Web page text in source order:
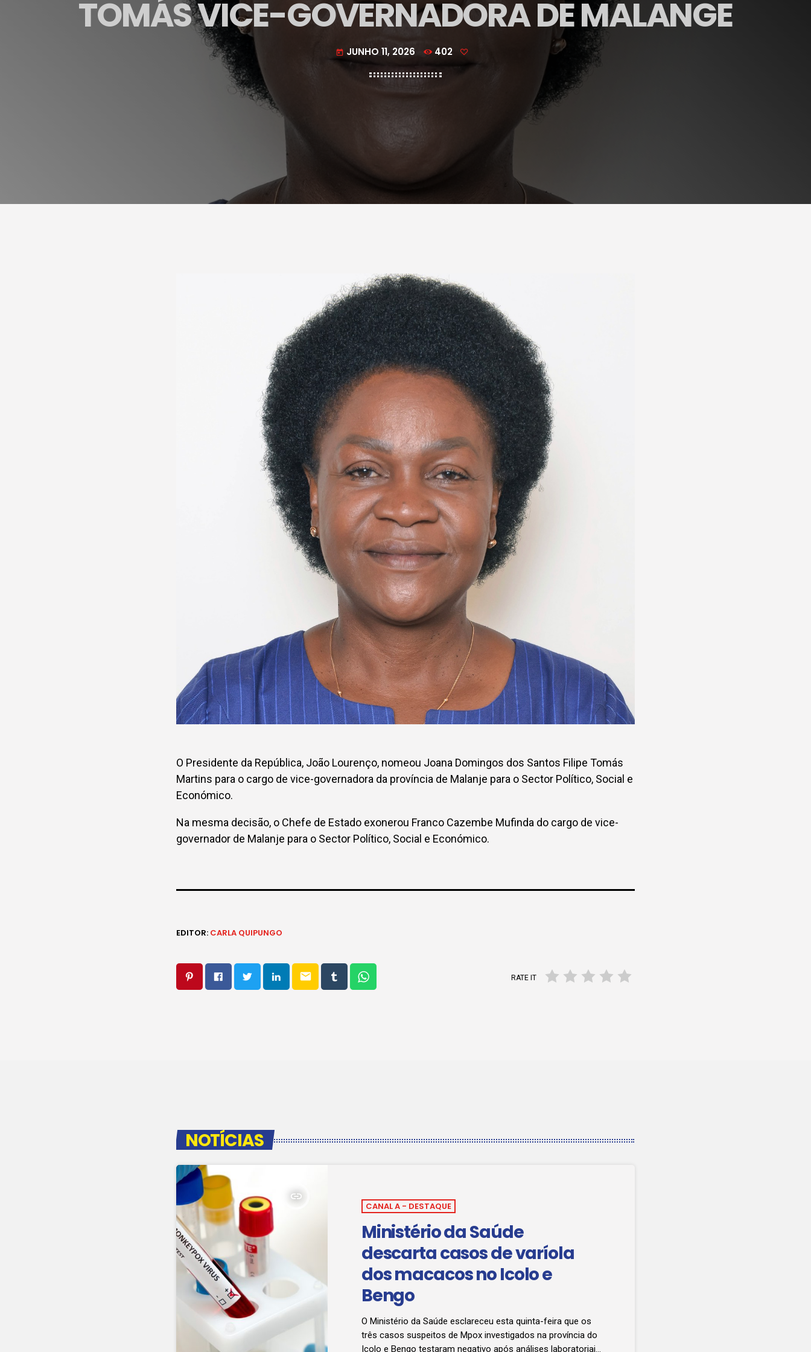
TOMÁS VICE-GOVERNADORA DE MALANGE
today JUNHO 11, 2026 402
O Presidente da República, João Lourenço, nomeou Joana Domingos dos Santos Filipe Tomás
Martins para o cargo de vice-governadora da província de Malanje para o Sector Político, Social e
Económico.
Na mesma decisão, o Chefe de Estado exonerou Franco Cazembe Mufinda do cargo de vice-
governador de Malanje para o Sector Político, Social e Económico.
EDITOR: CARLA QUIPUNGO
email RATE IT
NOTÍCIAS
insert_link
CANAL A - DESTAQUE
Ministério da Saúde
descarta casos de varíola
dos macacos no Icolo e
Bengo
O Ministério da Saúde esclareceu esta quinta-feira que os
três casos suspeitos de Mpox investigados na província do
Icolo e Bengo testaram negativo após análises laboratoriais